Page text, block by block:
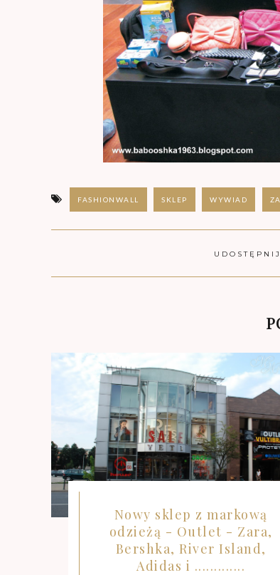
FASHIONWALL SKLEP WYWIAD
Nowy sklep z markową
odzieżą - Outlet - Zara,
Bershka, River Island,
Adidas i .............